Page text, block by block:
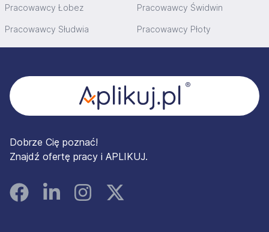
Pracowawcy Łobez Pracowawcy Świdwin
Pracowawcy Słudwia Pracowawcy Płoty
Dobrze Cię poznać!
Znajdź ofertę pracy i APLIKUJ.
FacebookLinked InInstagramInstagram